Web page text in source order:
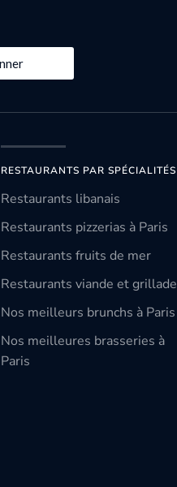
RESTAURANTS PAR SPÉCIALITÉS
Restaurants libanais
Restaurants pizzerias à Paris
Restaurants fruits de mer
Restaurants viande et grillade
Nos meilleurs brunchs à Paris
Nos meilleures brasseries à
Paris